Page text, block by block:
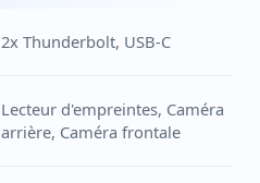
2x Thunderbolt, USB-C
Lecteur d'empreintes, Caméra
arrière, Caméra frontale